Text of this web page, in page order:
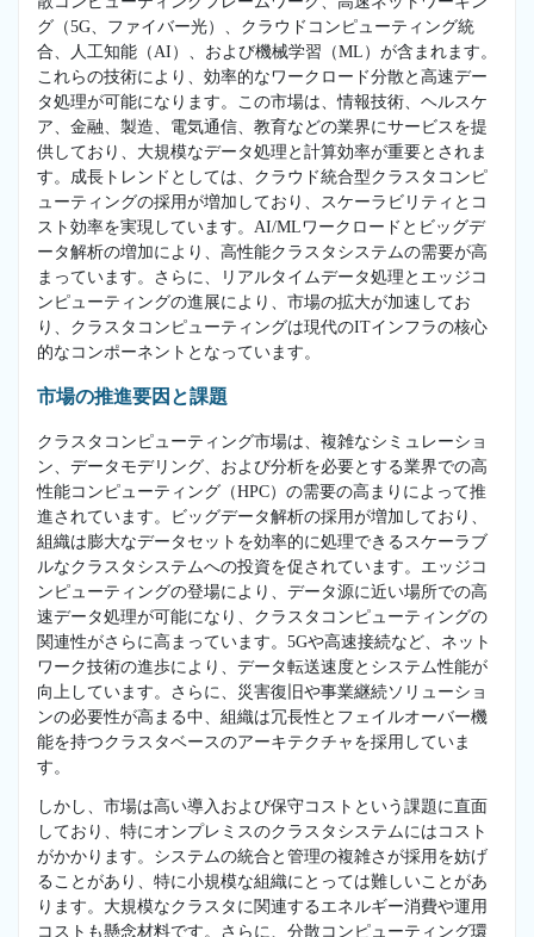
グ（5G、ファイバー光）、クラウドコンピューティング統
合、人工知能（AI）、および機械学習（ML）が含まれます。
これらの技術により、効率的なワークロード分散と高速デー
タ処理が可能になります。この市場は、情報技術、ヘルスケ
ア、金融、製造、電気通信、教育などの業界にサービスを提
供しており、大規模なデータ処理と計算効率が重要とされま
す。成長トレンドとしては、クラウド統合型クラスタコンピ
ューティングの採用が増加しており、スケーラビリティとコ
スト効率を実現しています。AI/MLワークロードとビッグデ
ータ解析の増加により、高性能クラスタシステムの需要が高
まっています。さらに、リアルタイムデータ処理とエッジコ
ンピューティングの進展により、市場の拡大が加速してお
り、クラスタコンピューティングは現代のITインフラの核心
的なコンポーネントとなっています。
市場の推進要因と課題
クラスタコンピューティング市場は、複雑なシミュレーショ
ン、データモデリング、および分析を必要とする業界での高
性能コンピューティング（HPC）の需要の高まりによって推
進されています。ビッグデータ解析の採用が増加しており、
組織は膨大なデータセットを効率的に処理できるスケーラブ
ルなクラスタシステムへの投資を促されています。エッジコ
ンピューティングの登場により、データ源に近い場所での高
速データ処理が可能になり、クラスタコンピューティングの
関連性がさらに高まっています。5Gや高速接続など、ネット
ワーク技術の進歩により、データ転送速度とシステム性能が
向上しています。さらに、災害復旧や事業継続ソリューショ
ンの必要性が高まる中、組織は冗長性とフェイルオーバー機
能を持つクラスタベースのアーキテクチャを採用していま
す。
しかし、市場は高い導入および保守コストという課題に直面
しており、特にオンプレミスのクラスタシステムにはコスト
がかかります。システムの統合と管理の複雑さが採用を妨げ
ることがあり、特に小規模な組織にとっては難しいことがあ
ります。大規模なクラスタに関連するエネルギー消費や運用
コストも懸念材料です。さらに、分散コンピューティング環